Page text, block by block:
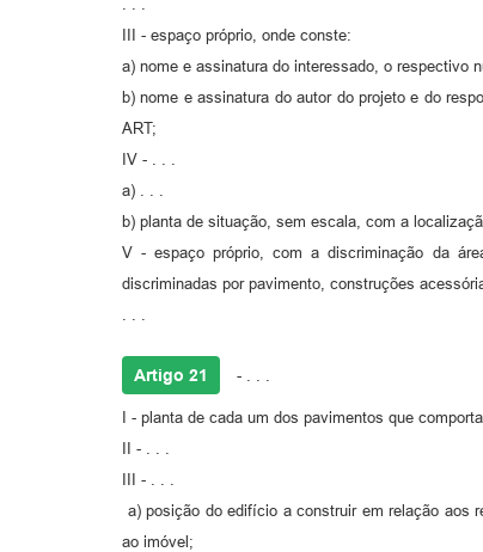
III - espaço próprio, onde conste:
a) nome e assinatura do interessado, o respectivo
b) nome e assinatura do autor do projeto e do
ART;
IV - . . .
a) . . .
b) planta de situação, sem escala, com a
V - espaço próprio, com a discriminação da
discriminadas por pavimento, construções
Artigo 21 - . . .
I - planta de cada um dos pavimentos que
II - . . .
III - . . .
a) posição do edifício a construir em relação aos
ao imóvel;